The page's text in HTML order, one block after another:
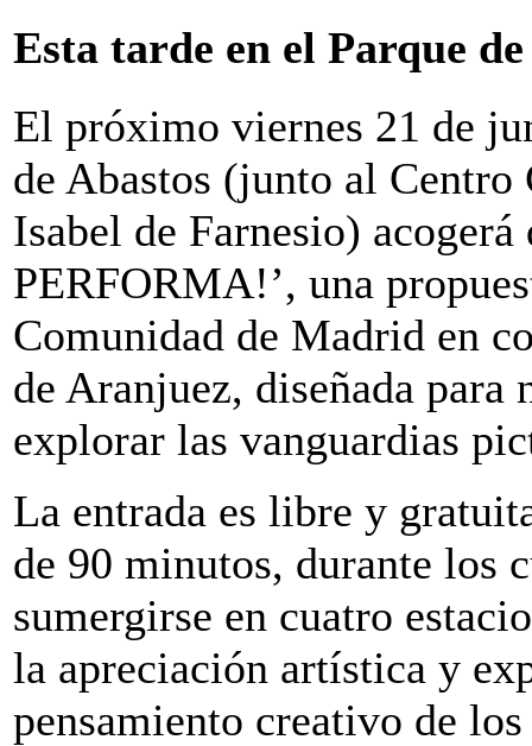
Esta tarde en el Parque
El próximo viernes 21 de
de Abastos (junto al Centro
Isabel de Farnesio)
PERFORMA!’, una
Comunidad de Madrid en
de Aranjuez, diseñada para
explorar las vanguardias
La entrada es libre y
de 90 minutos, durante los
sumergirse en cuatro
la apreciación artística y
pensamiento creativo de los